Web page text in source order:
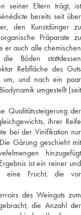
seiner Eltern trägt, ist
bereits seit über
den Kunstdünger zu
Präparate zu
er auch alle chemischen
die Böden stattdessen
Rebfläche des Guts
um, und nach ein paar
umgestellt (seit
Qualitätssteigerung der
ihrer Reife
bei der Vinifikation nur
Gärung geschieht mit
hinzugefügt
ist ein reiner und
eine Frucht, die vor
des Weinguts zum
die Anzahl der